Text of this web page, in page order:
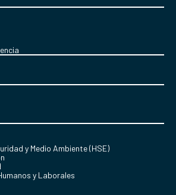
y Medio Ambiente (HSE)
y Laborales